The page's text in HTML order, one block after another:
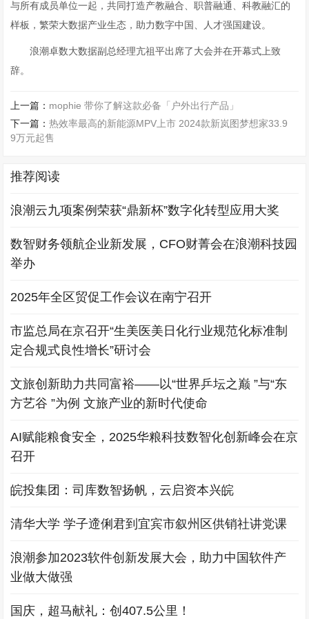
与所有成员单位一起，共同打造产教融合、职普融通、科教融汇的
样板，繁荣大数据产业生态，助力数字中国、人才强国建设。
浪潮卓数大数据副总经理亢祖平出席了大会并在开幕式上致
辞。
上一篇： mophie 带你了解这款必备「户外出行产品」
下一篇：热效率最高的新能源MPV上市 2024款新岚图梦想家33.9
9万元起售
推荐阅读
浪潮云九项案例荣获“鼎新杯”数字化转型应用大奖
数智财务领航企业新发展，CFO财菁会在浪潮科技园
举办
2025年全区贸促工作会议在南宁召开
市监总局在京召开“生美医美日化行业规范化标准制
定合规式良性增长”研讨会
文旅创新助力共同富裕——以“世界乒坛之巅 ”与“东
方艺谷 ”为例 文旅产业的新时代使命
AI赋能粮食安全，2025华粮科技数智化创新峰会在京
召开
皖投集团：司库数智扬帆，云启资本兴皖
清华大学 学子遆俐君到宜宾市叙州区供销社讲党课
浪潮参加2023软件创新发展大会，助力中国软件产
业做大做强
国庆，超马献礼：创407.5公里！